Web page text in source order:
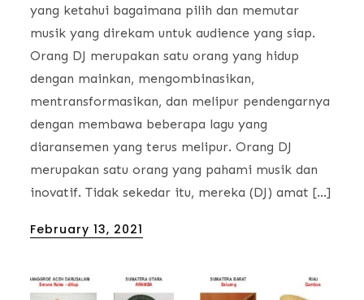
yang ketahui bagaimana pilih dan memutar
musik yang direkam untuk audience yang siap.
Orang DJ merupakan satu orang yang hidup
dengan mainkan, mengombinasikan,
mentransformasikan, dan melipur pendengarnya
dengan membawa beberapa lagu yang
diaransemen yang terus melipur. Orang DJ
merupakan satu orang yang pahami musik dan
inovatif. Tidak sekedar itu, mereka (DJ) amat […]
Posted
February 13, 2021